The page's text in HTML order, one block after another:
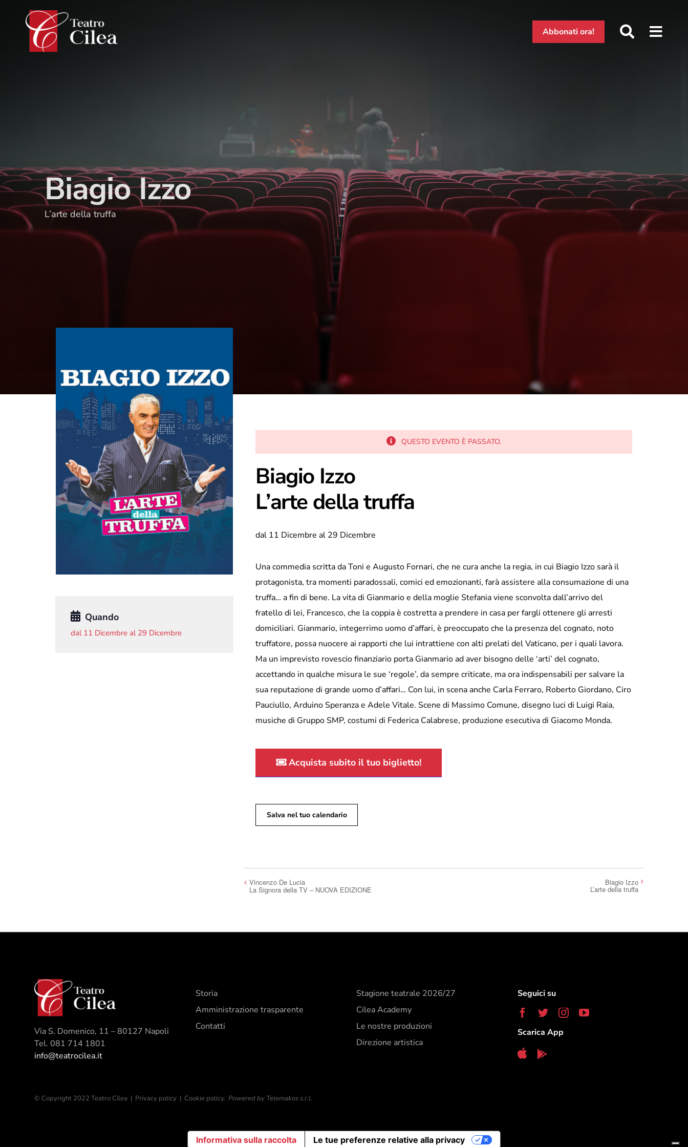
contenuto
Abbonati ora!
Biagio Izzo
L’arte della truffa
Quando
QUESTO EVENTO È PASSATO.
Biagio Izzo
L’arte della truffa
Una commedia scritta da Toni e Augusto Fornari, che ne cura anche la regia, in cui Biagio Izzo sarà il
protagonista, tra momenti paradossali, comici ed emozionanti, farà assistere alla consumazione di una
truffa… a fin di bene. La vita di Gianmario e della moglie Stefania viene sconvolta dall’arrivo del
fratello di lei, Francesco, che la coppia è costretta a prendere in casa per fargli ottenere gli arresti
domiciliari. Gianmario, integerrimo uomo d’affari, è preoccupato che la presenza del cognato, noto
truffatore, possa nuocere ai rapporti che lui intrattiene con alti prelati del Vaticano, per i quali lavora.
Ma un imprevisto rovescio finanziario porta Gianmario ad aver bisogno delle ‘arti’ del cognato,
accettando in qualche misura le sue ‘regole’, da sempre criticate, ma ora indispensabili per salvare la
sua reputazione di grande uomo d’affari… Con lui, in scena anche Carla Ferraro, Roberto Giordano, Ciro
Pauciullo, Arduino Speranza e Adele Vitale. Scene di Massimo Comune, disegno luci di Luigi Raia,
musiche di Gruppo SMP, costumi di Federica Calabrese, produzione esecutiva di Giacomo Monda.
Acquista subito il tuo biglietto!
Salva nel tuo calendario
Vincenzo De Lucia
La Signora della TV – NUOVA EDIZIONE
Biagio Izzo
L’arte della truffa
Via S. Domenico, 11 – 80127 Napoli
Tel. 081 714 1801
info@teatrocilea.it
Storia
Amministrazione trasparente
Contatti
Stagione teatrale 2026/27
Cilea Academy
Le nostre produzioni
Direzione artistica
Seguici su
Scarica App
© Copyright 2022 Teatro Cilea | Privacy policy | Cookie policy.Powered by Telemakos s.r.l.
Informativa sulla raccolta Le tue preferenze relative alla privacy